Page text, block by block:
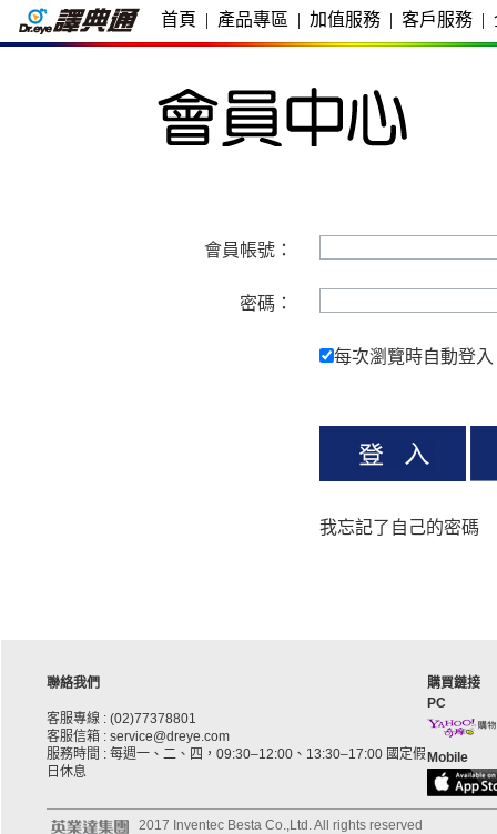
首頁 | 產品專區 | 加值服務 | 客戶服務 |
會員帳號：
密碼：
每次瀏覽時自動登入
我忘記了自己的密碼
聯絡我們
客服專線 : (02)77378801
客服信箱 : service@dreye.com
服務時間 : 每週一、二、四，09:30–12:00、13:30–17:00 國定假
日休息
購買鏈接
PC
Mobile
2017 Inventec Besta Co.,Ltd. All rights reserved